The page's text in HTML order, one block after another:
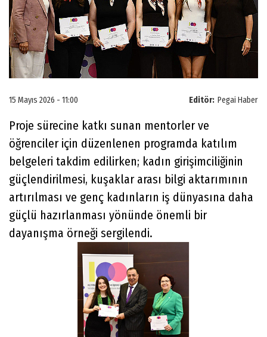
Editör: Pegai Haber
15 Mayıs 2026 - 11:00
Proje sürecine katkı sunan mentorler ve
öğrenciler için düzenlenen programda katılım
belgeleri takdim edilirken; kadın girişimciliğinin
güçlendirilmesi, kuşaklar arası bilgi aktarımının
artırılması ve genç kadınların iş dünyasına daha
güçlü hazırlanması yönünde önemli bir
dayanışma örneği sergilendi.